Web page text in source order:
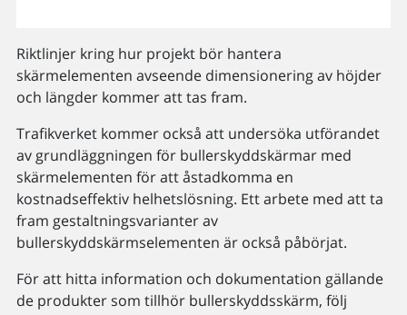
Riktlinjer kring hur projekt bör hantera
skärmelementen avseende dimensionering av höjder
och längder kommer att tas fram.
Trafikverket kommer också att undersöka utförandet
av grundläggningen för bullerskyddskärmar med
skärmelementen för att åstadkomma en
kostnadseffektiv helhetslösning. Ett arbete med att ta
fram gestaltningsvarianter av
bullerskyddskärmselementen är också påbörjat.
För att hitta information och dokumentation gällande
de produkter som tillhör bullerskyddsskärm, följ